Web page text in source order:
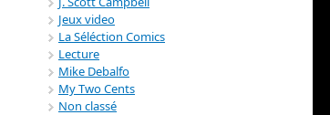
Jeux video
La Séléction Comics
Lecture
Mike Debalfo
My Two Cents
Non classé